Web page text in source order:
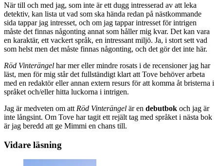
När till och med jag, som inte är ett dugg intresserad av att leka
detektiv, kan lista ut vad som ska hända redan på nästkommande
sida tappar jag intresset, och om jag tappar intresset för intrigen
måste det finnas någonting annat som håller mig kvar. Det kan vara
en karaktär, ett vackert språk, en intressant miljö. Ja, i stort sett vad
som helst men det måste finnas någonting, och det gör det inte här.
Röd Vinterängel har mer eller mindre rosats i de recensioner jag har
läst, men för mig står det fullständigt klart att Tove behöver arbeta
med en redaktör eller annan extern resurs för att komma åt bristerna i
språket och/eller hitta luckorna i intrigen.
Jag är medveten om att Röd Vinterängel är en debutbok och jag är
inte långsint. Om Tove har tagit ett rejält tag med språket i nästa bok
är jag beredd att ge Mimmi en chans till.
Vidare läsning